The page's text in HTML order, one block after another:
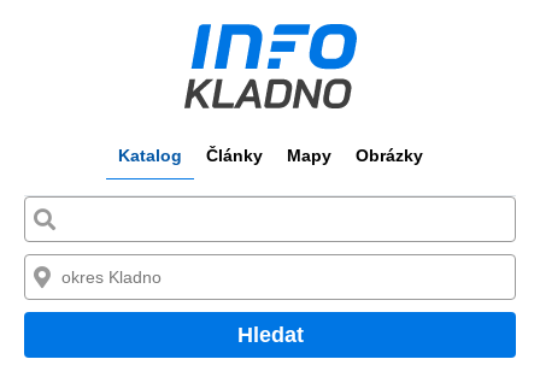
Katalog Články Mapy Obrázky
Hledat